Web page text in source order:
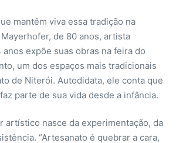
mantêm viva essa tradição na
de 80 anos, artista
expõe suas obras na feira do
um dos espaços mais tradicionais
de Niterói. Autodidata, ele conta que
parte de sua vida desde a infância.
artístico nasce da experimentação, da
“Artesanato é quebrar a cara,